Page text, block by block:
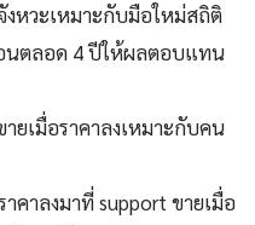
หวะเหมาะกับมือใหม่สถิติ
นตลอด 4 ปีให้ผลตอบแทน
ยเมื่อราคาลงเหมาะกับคน
คาลงมาที่ support ขายเมื่อ